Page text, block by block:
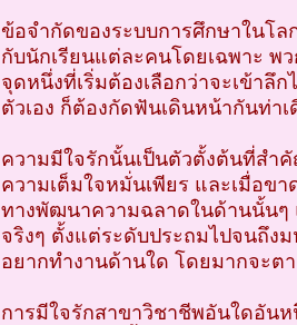
ข้อจำกัดของระบบการศึกษาในโ
กับนักเรียนแต่ละคนโดยเฉพาะ พ
จุดหนึ่งที่เริ่มต้องเลือกว่าจะเข้าลึ
ตัวเอง ก็ต้องกัดฟันเดินหน้ากันท่าเ
ความมีใจรักนั้นเป็นตัวตั้งต้นที่สำ
ความเต็มใจหมั่นเพียร และเมื่อข
ทางพัฒนาความฉลาดในด้านนั้นๆ
จริงๆ ตั้งแต่ระดับประถมไปจนถึงม
อยากทำงานด้านใด โดยมากจะต
การมีใจรักสาขาวิชาชีพอันใดอัน